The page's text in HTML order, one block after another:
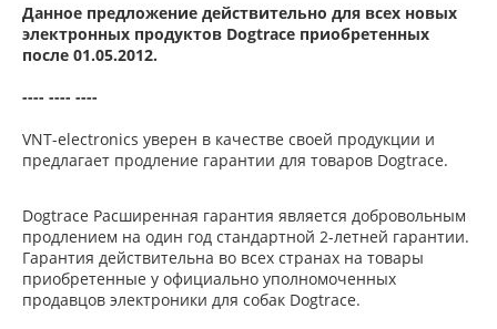
Данное предложение действительно для всех новых
электронных продуктов Dogtrace приобретенных
после 01.05.2012.
---- ---- ----
VNT-electronics уверен в качестве своей продукции и
предлагает продление гарантии для товаров Dogtrace.
Dogtrace Расширенная гарантия является добровольным
продлением на один год стандартной 2-летней гарантии.
Гарантия действительна во всех странах на товары
приобретенные у официально уполномоченных
продавцов электроники для собак Dogtrace.